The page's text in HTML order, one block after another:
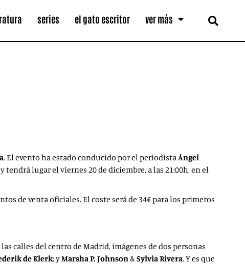
series el gato escritor ver más
. El evento ha estado conducido por el periodistaÁngel
y tendrá lugar el viernes 20 de diciembre, a las 21:00h, en el
de venta oficiales. El coste será de 34€ para los primeros
calles del centro de Madrid, imágenes de dos personas
de Klerk; yMarsha P. Johnson&Sylvia Rivera. Y es que